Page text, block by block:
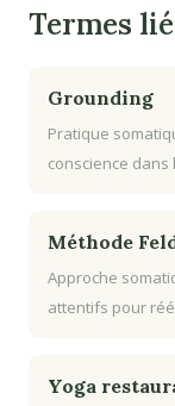
Termes
Grounding
Pratique
conscience
Méthode
Approche
attentifs pour
Yoga